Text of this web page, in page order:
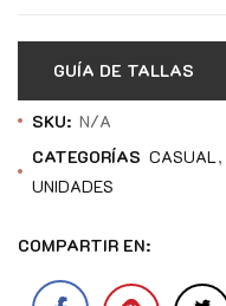
GUÍA DE TALLAS
SKU: N/A
CATEGORÍAS CASUAL
UNIDADES
COMPARTIR EN: